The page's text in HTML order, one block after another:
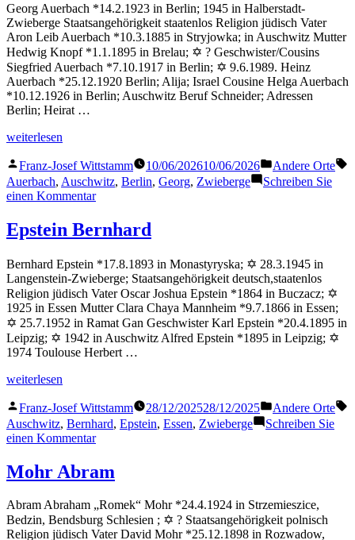
Georg Auerbach *14.2.1923 in Berlin; 1945 in Halberstadt-
Zwieberge Staatsangehörigkeit staatenlos Religion jüdisch Vater
Aron Leib Auerbach *10.3.1885 in Stryjowka; in Auschwitz Mutter
Hedwig Knopf *1.1.1895 in Brelau; ✡ ? Geschwister/Cousins
Siegfried Auerbach *7.10.1917 in Berlin; ✡ 9.6.1989. Heinz
Auerbach *25.12.1920 Berlin; Alija; Israel Cousine Helga Auerbach
*10.12.1926 in Berlin; Auschwitz Beruf Schneider; Adressen
Berlin; Heirat …
„Auerbach
weiterlesen
Veröffentlicht
von
Franz-Josef Wittstamm 10/06/202610/06/2026
Veröffentlicht
in
Andere Orte
Auerbach, Auschwitz, Berlin, Georg, Zwieberge
Schreiben Sie
einen Kommentarzu
Georg
Epstein Bernhard
Bernhard Epstein *17.8.1893 in Monastyryska; ✡ 28.3.1945 in
Langenstein-Zwieberge; Staatsangehörigkeit deutsch,staatenlos
Religion jüdisch Vater Oscar Joshua Epstein *1864 in Buczacz; ✡
1925 in Essen Mutter Clara Chaya Mannheim *9.7.1866 in Essen;
✡ 25.7.1952 in Ramat Gan Geschwister Karl Epstein *20.4.1895 in
Leipzig; ✡ 1942 in Auschwitz Alfred Epstein *1895 in Leipzig; ✡
1974 Toulouse Herbert …
„Epstein
weiterlesen
Veröffentlicht
von
Franz-Josef Wittstamm 28/12/202528/12/2025
Veröffentlicht
in
Andere Orte
Auschwitz, Bernhard, Epstein, Essen, Zwieberge
Schreiben Sie
einen Kommentarzu
Mohr Abram
Abram Abraham „Romek“ Mohr *24.4.1924 in Strzemieszice,
Bedzin, Bendsburg Schlesien ; ✡ ? Staatsangehörigkeit polnisch
Religion jüdisch Vater David Mohr *25.12.1898 in Rozwadow,